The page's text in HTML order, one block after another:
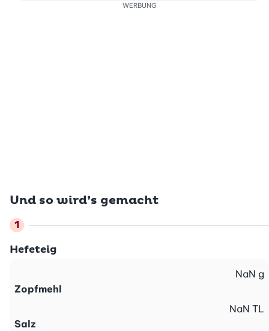
Und so wird’s gemacht
Hefeteig
Zopfmehl
NaN g
Salz
NaN TL
WERBUNG